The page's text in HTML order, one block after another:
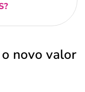
novo valor